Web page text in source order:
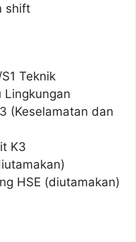
shift
Teknik
Lingkungan
(Keselamatan dan
K3
HSE (diutamakan)